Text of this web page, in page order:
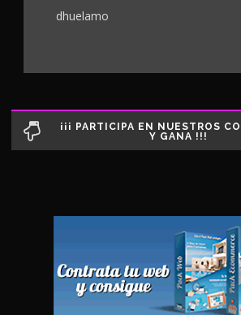
dhuelamo
¡¡¡ PARTICIPA EN NUESTROS
Y GANA !!!